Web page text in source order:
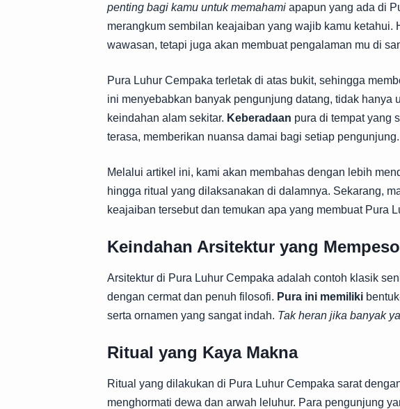
penting bagi kamu untuk memahami apapun yang ada di
merangkum sembilan keajaiban yang wajib kamu ketahui.
wawasan, tetapi juga akan membuat pengalaman mu di
Pura Luhur Cempaka terletak di atas bukit, sehingga
ini menyebabkan banyak pengunjung datang, tidak hanya
keindahan alam sekitar. Keberadaan pura di tempat yang
terasa, memberikan nuansa damai bagi setiap pengunjung.
Melalui artikel ini, kami akan membahas dengan lebih
hingga ritual yang dilaksanakan di dalamnya. Sekarang,
keajaiban tersebut dan temukan apa yang membuat Pura
Keindahan Arsitektur yang
Arsitektur di Pura Luhur Cempaka adalah contoh klasik
dengan cermat dan penuh filosofi. Pura ini memiliki
serta ornamen yang sangat indah. Tak heran jika banyak
Ritual yang Kaya Makna
Ritual yang dilakukan di Pura Luhur Cempaka sarat
menghormati dewa dan arwah leluhur. Para pengunjung